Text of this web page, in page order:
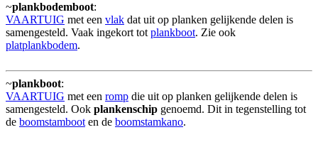
~plankbodemboot:
VAARTUIG met een vlak dat uit op planken gelijkende delen is
samengesteld. Vaak ingekort totplankboot. Zie ook
platplankbodem.
~plankboot:
VAARTUIG met een romp die uit op planken gelijkende delen is
samengesteld. Ook plankenschip genoemd. Dit in tegenstelling tot
de boomstambooten de boomstamkano.